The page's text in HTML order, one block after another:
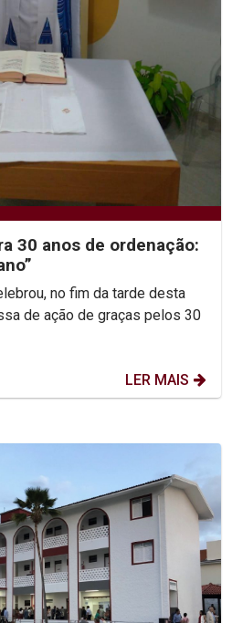
30 anos de ordenação:
no fim da tarde desta
de ação de graças pelos 30
LER MAIS